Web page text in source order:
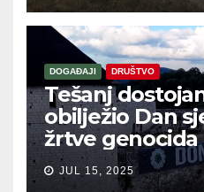
DOGAĐAJI DRUŠTVO
Tešanj
obilježio Dan
žrtve genocida
JUL 15, 2025